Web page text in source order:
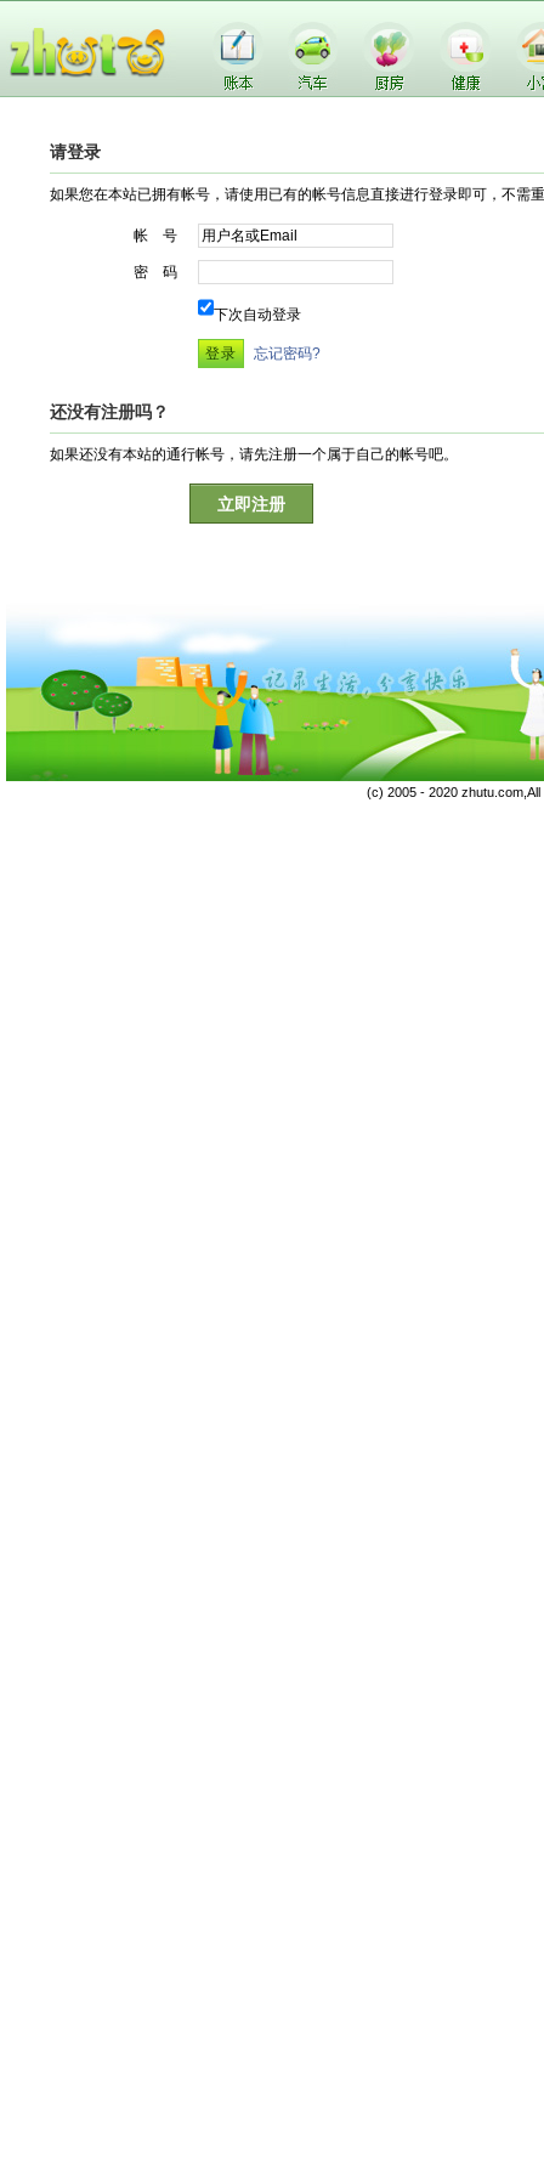
请登录
如果您在本站已拥有帐号，请使用已有的帐号信息直接进行登录即可，不需
帐 号
密 码
下次自动登录
忘记密码?
还没有注册吗？
如果还没有本站的通行帐号，请先注册一个属于自己的帐号吧。
立即注册
(c) 2005 - 2020